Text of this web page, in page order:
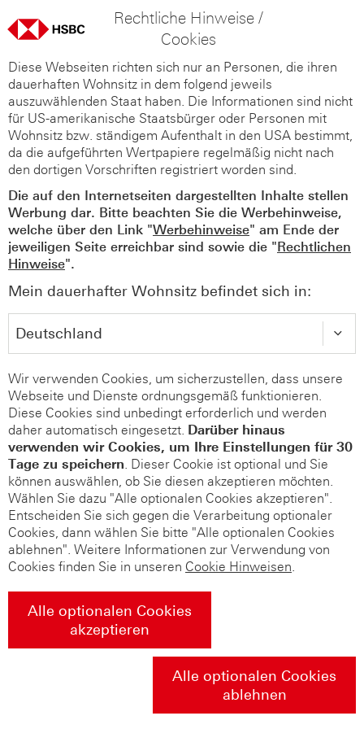
Rechtliche Hinweise /
Cookies
Diese Webseiten richten sich nur an Personen, die ihren
dauerhaften Wohnsitz in dem folgend jeweils
auszuwählenden Staat haben. Die Informationen sind nicht
für US-amerikanische Staatsbürger oder Personen mit
Wohnsitz bzw. ständigem Aufenthalt in den USA bestimmt,
da die aufgeführten Wertpapiere regelmäßig nicht nach
den dortigen Vorschriften registriert worden sind.
Die auf den Internetseiten dargestellten Inhalte stellen
Werbung dar. Bitte beachten Sie die Werbehinweise,
welche über den Link "Werbehinweise" am Ende der
jeweiligen Seite erreichbar sind sowie die "Rechtlichen
Hinweise".
Mein dauerhafter Wohnsitz befindet sich in:
Wir verwenden Cookies, um sicherzustellen, dass unsere
Webseite und Dienste ordnungsgemäß funktionieren.
Diese Cookies sind unbedingt erforderlich und werden
daher automatisch eingesetzt. Darüber hinaus
verwenden wir Cookies, um Ihre Einstellungen für 30
Tage zu speichern. Dieser Cookie ist optional und Sie
können auswählen, ob Sie diesen akzeptieren möchten.
Wählen Sie dazu "Alle optionalen Cookies akzeptieren".
Entscheiden Sie sich gegen die Verarbeitung optionaler
Cookies, dann wählen Sie bitte "Alle optionalen Cookies
ablehnen". Weitere Informationen zur Verwendung von
Cookies finden Sie in unseren Cookie Hinweisen.
Alle optionalen Cookies
akzeptieren
Alle optionalen Cookies
ablehnen